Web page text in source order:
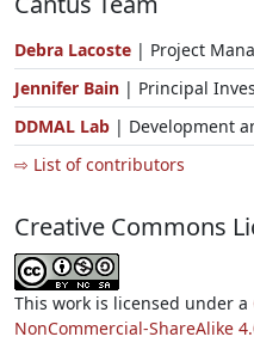
Debra Lacoste | Project
Jennifer Bain | Principal
DDMAL Lab | Development
⇨ List of contributors
Creative Commons
This work is licensed under a
NonCommercial-ShareAlike